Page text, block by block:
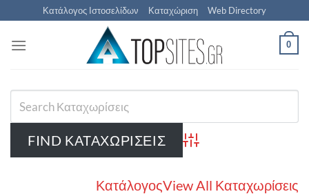
Μετάβαση
στο
περιεχόμενο
Κατάλογος Ιστοσελίδων Καταχώριση Web Directory
0
Advanced Search
ΚατάλογοςView All Καταχωρίσεις